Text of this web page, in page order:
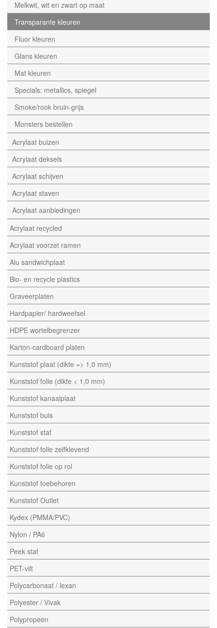
Melkwit, wit en zwart op maat
Transparante kleuren
Fluor kleuren
Glans kleuren
Mat kleuren
Specials: metallics, spiegel
Smoke/rook bruin-grijs
Monsters bestellen
Acrylaat buizen
Acrylaat deksels
Acrylaat schijven
Acrylaat staven
Acrylaat aanbiedingen
Acrylaat recycled
Acrylaat voorzet ramen
Alu sandwichplaat
Bio- en recycle plastics
Graveerplaten
Hardpapier/ hardweefsel
HDPE wortelbegrenzer
Karton-cardboard platen
Kunststof plaat (dikte => 1,0 mm)
Kunststof folie (dikte < 1,0 mm)
Kunststof kanaalplaat
Kunststof buis
Kunststof staf
Kunststof folie zelfklevend
Kunststof folie op rol
Kunststof toebehoren
Kunststof Outlet
Kydex (PMMA/PVC)
Nylon / PA6
Peek staf
PET-vilt
Polycarbonaat / lexan
Polyester / Vivak
Polypropeen